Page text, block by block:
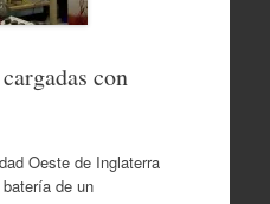
con
Oeste de Inglaterra
de un